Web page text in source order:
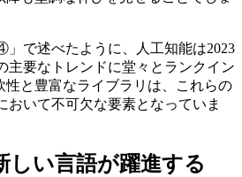
で述べたように、人工知能は2023
主要なトレンドに堂々とランクイン
性と豊富なライブラリは、これらの
おいて不可欠な要素となっていま
しい言語が躍進する